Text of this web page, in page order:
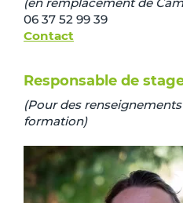
06 37 52 99 39
Contact
Responsable de
(Pour des
formation)